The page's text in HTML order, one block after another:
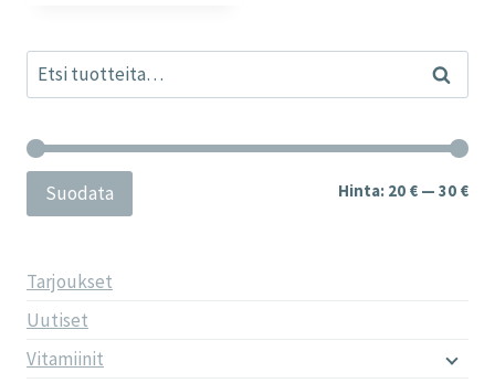
Etsi: Haku
Suodata Hinta: 20 € — 30 €
Tarjoukset
Uutiset
Vitamiinit